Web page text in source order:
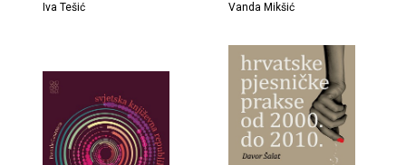
Iva Tešić Vanda Mikšić